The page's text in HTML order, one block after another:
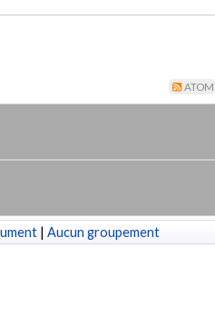
ATOM
| Aucun groupement